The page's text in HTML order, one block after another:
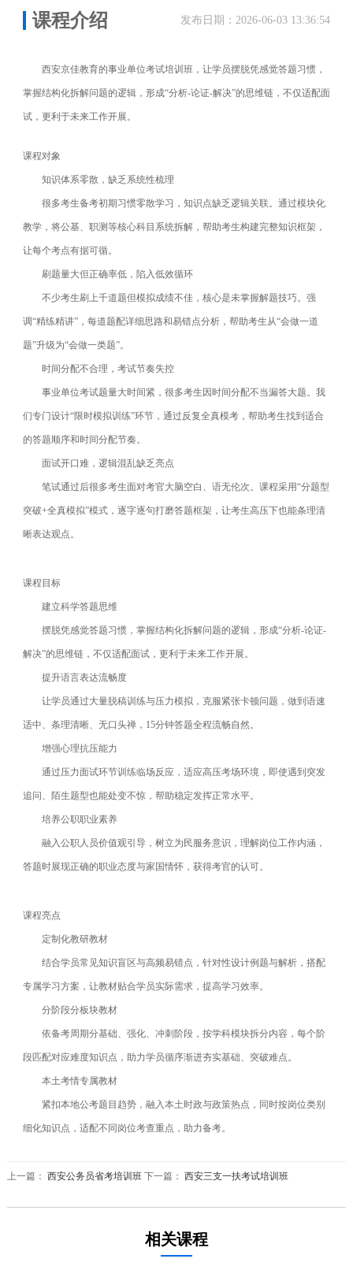
课程介绍 发布日期：2026-06-03 13:36:54
西安京佳教育的事业单位考试培训班，让学员摆脱凭感觉答题习惯，
掌握结构化拆解问题的逻辑，形成“分析-论证-解决”的思维链，不仅适配面
试，更利于未来工作开展。
课程对象
知识体系零散，缺乏系统性梳理
很多考生备考初期习惯零散学习，知识点缺乏逻辑关联。通过模块化
教学，将公基、职测等核心科目系统拆解，帮助考生构建完整知识框架，
让每个考点有据可循。
刷题量大但正确率低，陷入低效循环
不少考生刷上千道题但模拟成绩不佳，核心是未掌握解题技巧。强
调“精练精讲”，每道题配详细思路和易错点分析，帮助考生从“会做一道
题”升级为“会做一类题”。
时间分配不合理，考试节奏失控
事业单位考试题量大时间紧，很多考生因时间分配不当漏答大题。我
们专门设计“限时模拟训练”环节，通过反复全真模考，帮助考生找到适合
的答题顺序和时间分配节奏。
面试开口难，逻辑混乱缺乏亮点
笔试通过后很多考生面对考官大脑空白、语无伦次。课程采用“分题型
突破+全真模拟”模式，逐字逐句打磨答题框架，让考生高压下也能条理清
晰表达观点。
课程目标
建立科学答题思维
摆脱凭感觉答题习惯，掌握结构化拆解问题的逻辑，形成“分析-论证-
解决”的思维链，不仅适配面试，更利于未来工作开展。
提升语言表达流畅度
让学员通过大量脱稿训练与压力模拟，克服紧张卡顿问题，做到语速
适中、条理清晰、无口头禅，15分钟答题全程流畅自然。
增强心理抗压能力
通过压力面试环节训练临场反应，适应高压考场环境，即使遇到突发
追问、陌生题型也能处变不惊，帮助稳定发挥正常水平。
培养公职职业素养
融入公职人员价值观引导，树立为民服务意识，理解岗位工作内涵，
答题时展现正确的职业态度与家国情怀，获得考官的认可。
课程亮点
定制化教研教材
结合学员常见知识盲区与高频易错点，针对性设计例题与解析，搭配
专属学习方案，让教材贴合学员实际需求，提高学习效率。
分阶段分板块教材
依备考周期分基础、强化、冲刺阶段，按学科模块拆分内容，每个阶
段匹配对应难度知识点，助力学员循序渐进夯实基础、突破难点。
本土考情专属教材
紧扣本地公考题目趋势，融入本土时政与政策热点，同时按岗位类别
细化知识点，适配不同岗位考查重点，助力备考。
上一篇： 西安公务员省考培训班 下一篇： 西安三支一扶考试培训班
相关课程